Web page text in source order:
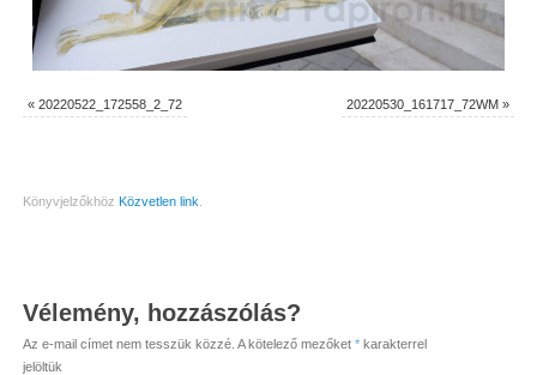
« 20220522_172558_2_72 20220530_161717_72WM »
Könyvjelzőkhöz Közvetlen link
Vélemény, hozzászólás?
Az e-mail címet nem tesszük közzé. A kötelező mezőket *karakterrel
jelöltük